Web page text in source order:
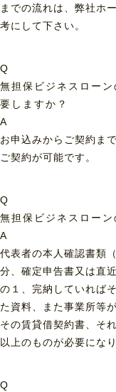
までの流れは、弊社ホ
考にして下さい。
Q
無担保ビジネスロー
要しますか？
A
お申込みからご契約ま
ご契約が可能です。
Q
無担保ビジネスロー
A
代表者の本人確認書類
分、確定申告書又は直
の１、完納していれば
た資料、また事業所等
その賃貸借契約書、そ
以上のものが必要になり
Q